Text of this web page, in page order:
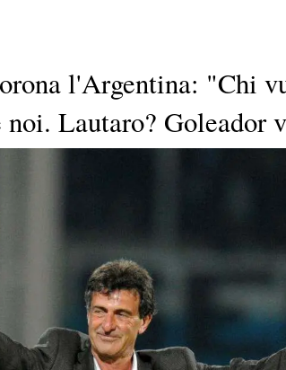
l'Argentina: "Chi
noi. Lautaro? Goleador